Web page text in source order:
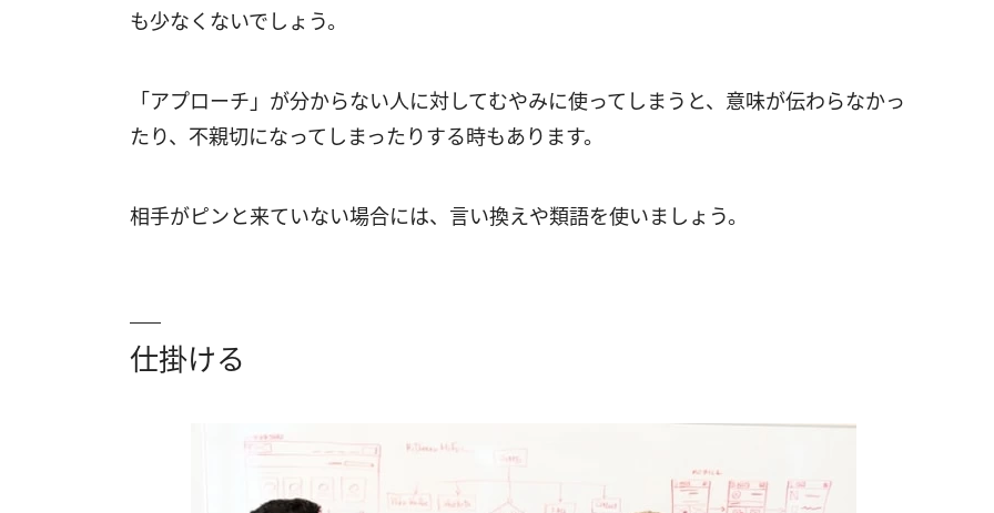
も少なくないでしょう。
「アプローチ」が分からない人に対してむやみに使ってしまうと、意味が伝わらなかっ
たり、不親切になってしまったりする時もあります。
相手がピンと来ていない場合には、言い換えや類語を使いましょう。
仕掛ける